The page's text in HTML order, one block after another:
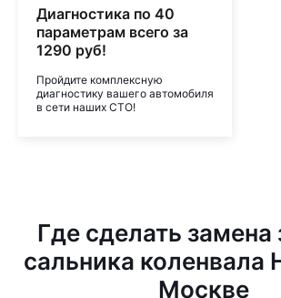
Диагностика по 40
параметрам всего за
1290 руб!
Пройдите комплексную
диагностику вашего автомобиля
в сети наших СТО!
Где сделать замена
сальника коленвала
Москве